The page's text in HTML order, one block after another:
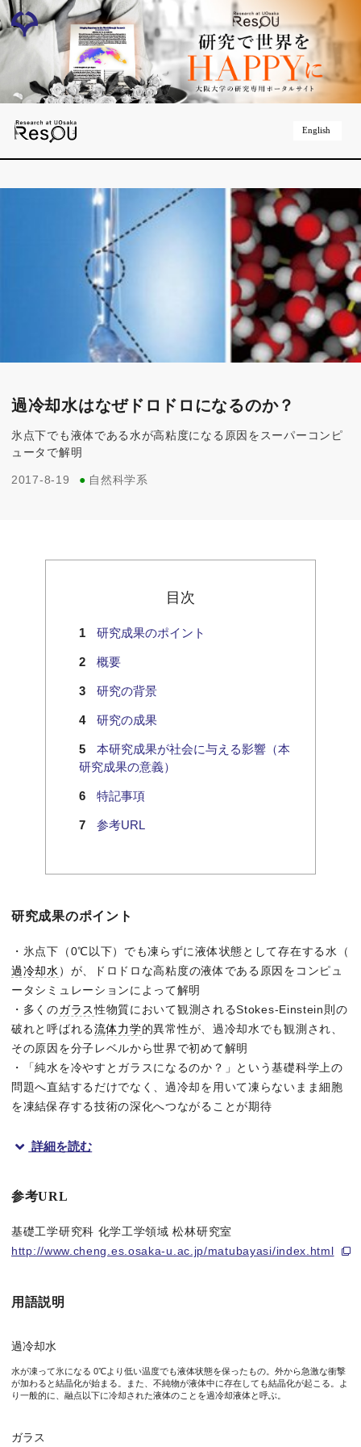
English
過冷却水はなぜドロドロになるのか？
氷点下でも液体である水が高粘度になる原因をスーパーコンピ
ュータで解明
2017-8-19 ● 自然科学系
目次
研究成果のポイント
概要
研究の背景
研究の成果
本研究成果が社会に与える影響（本
研究成果の意義）
特記事項
参考URL
研究成果のポイント
・氷点下（0℃以下）でも凍らずに液体状態として存在する水（
過冷却水）が、ドロドロな高粘度の液体である原因をコンピュ
ータシミュレーションによって解明
・多くのガラス性物質において観測されるStokes-Einstein則の
破れと呼ばれる流体力学的異常性が、過冷却水でも観測され、
その原因を分子レベルから世界で初めて解明
・「純水を冷やすとガラスになるのか？」という基礎科学上の
問題へ直結するだけでなく、過冷却を用いて凍らないまま細胞
を凍結保存する技術の深化へつながることが期待
大阪大学大学院基礎工学研究科の金鋼准教授と名古屋大学大学
過冷却水の性質を理解することは、「純水を冷やすとガラス に
本研究成果は、米国科学振興協会（AAAS）が出版する総合科
図1 左図：過冷却水が注がれ、衝撃を受けて凍る様子（藤野丈
詳細を読む
参考URL
基礎工学研究科 化学工学領域 松林研究室
http://www.cheng.es.osaka-u.ac.jp/matubayasi/index.html
用語説明
過冷却水
水が凍って氷になる 0℃より低い温度でも液体状態を保ったもの。外から急激な衝撃
が加わると結晶化が始まる。また、不純物が液体中に存在しても結晶化が起こる。よ
り一般的に、融点以下に冷却された液体のことを過冷却液体と呼ぶ。
ガラス